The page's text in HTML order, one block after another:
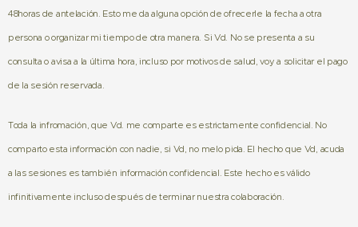
48horas de antelación. Esto me da alguna opción de ofrecerle la fecha a otra
persona o organizar mi tiempo de otra manera. Si Vd. No se presenta a su
consulta o avisa a la última hora, incluso por motivos de salud, voy a solicitar el pago
de la sesión reservada.
Toda la infromación, que Vd. me comparte es estrictamente confidencial. No
comparto esta información con nadie, si Vd, no melo pida. El hecho que Vd, acuda
a las sesiones es también información confidencial. Este hecho es válido
infinitivamente incluso después de terminar nuestra colaboración.